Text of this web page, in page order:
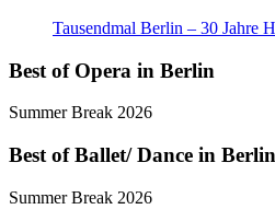
Tausendmal Berlin – 30 Jahre
Best of Opera in Berlin
Summer Break 2026
Best of Ballet/ Dance in Berlin
Summer Break 2026